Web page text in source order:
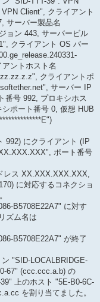
Client", クライアント
サーバー製品名
ョン 443, サーバービル
クライアント OS バー
ントホスト名
クライアントポ
サーバー IP
番号 992, プロキシホス
ポート番号 0, 仮想 HUB
992) にクライアント (IP
ポート番号
レス XX.XXX.XXX.XXX,
に対応するコネクショ
B5708E22A7" に対す
ズム名は
B5708E22A7" が終了
"SID-LOCALBRIDGE-
67" (ccc.ccc.a.b) の
上のホスト "5E-B0-6C-
を割り当てました。